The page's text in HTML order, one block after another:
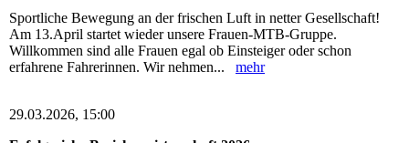
Sportliche Bewegung an der frischen Luft in netter Gesellschaft!
Am 13.April startet wieder unsere Frauen-MTB-Gruppe.
Willkommen sind alle Frauen egal ob Einsteiger oder schon
erfahrene Fahrerinnen. Wir nehmen... mehr
29.03.2026, 15:00